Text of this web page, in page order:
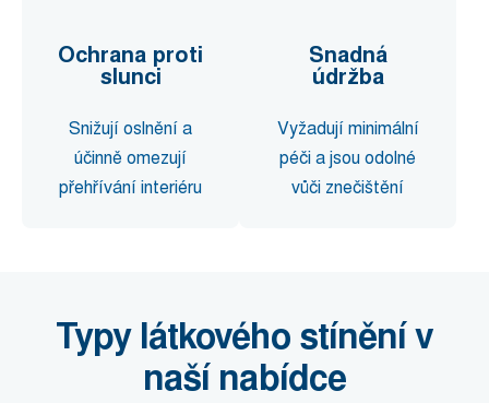
Ochrana proti
slunci
Snižují oslnění a
účinně omezují
přehřívání interiéru
Snadná
údržba
Vyžadují minimální
péči a jsou odolné
vůči znečištění
Typy látkového stínění v
naší nabídce